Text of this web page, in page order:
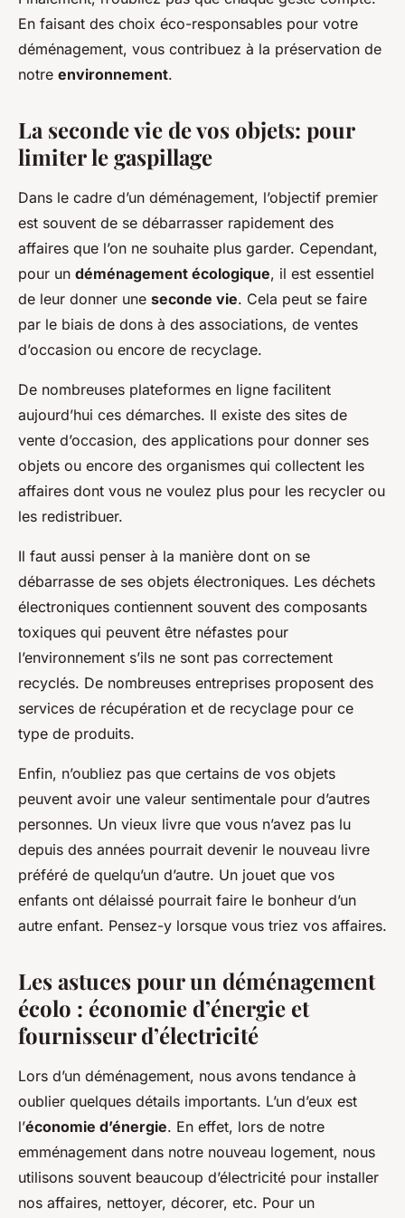
En faisant des choix éco-responsables pour votre
déménagement, vous contribuez à la préservation de
notre environnement.
La seconde vie de vos objets: pour
limiter le gaspillage
Dans le cadre d’un déménagement, l’objectif premier
est souvent de se débarrasser rapidement des
affaires que l’on ne souhaite plus garder. Cependant,
pour un déménagement écologique, il est essentiel
de leur donner une seconde vie. Cela peut se faire
par le biais de dons à des associations, de ventes
d’occasion ou encore de recyclage.
De nombreuses plateformes en ligne facilitent
aujourd’hui ces démarches. Il existe des sites de
vente d’occasion, des applications pour donner ses
objets ou encore des organismes qui collectent les
affaires dont vous ne voulez plus pour les recycler ou
les redistribuer.
Il faut aussi penser à la manière dont on se
débarrasse de ses objets électroniques. Les déchets
électroniques contiennent souvent des composants
toxiques qui peuvent être néfastes pour
l’environnement s’ils ne sont pas correctement
recyclés. De nombreuses entreprises proposent des
services de récupération et de recyclage pour ce
type de produits.
Enfin, n’oubliez pas que certains de vos objets
peuvent avoir une valeur sentimentale pour d’autres
personnes. Un vieux livre que vous n’avez pas lu
depuis des années pourrait devenir le nouveau livre
préféré de quelqu’un d’autre. Un jouet que vos
enfants ont délaissé pourrait faire le bonheur d’un
autre enfant. Pensez-y lorsque vous triez vos affaires.
Les astuces pour un déménagement
écolo : économie d’énergie et
fournisseur d’électricité
Lors d’un déménagement, nous avons tendance à
oublier quelques détails importants. L’un d’eux est
l’économie d’énergie. En effet, lors de notre
emménagement dans notre nouveau logement, nous
utilisons souvent beaucoup d’électricité pour installer
nos affaires, nettoyer, décorer, etc. Pour un